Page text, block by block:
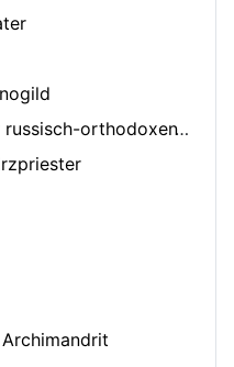
orthodoxen Kirche